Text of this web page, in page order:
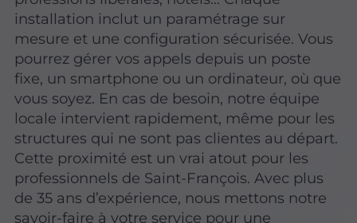
installation inclut un paramétrage sur
mesure et une configuration sécurisée. Vous
pourrez gérer vos appels depuis un poste
fixe, un smartphone ou un ordinateur, où que
vous soyez. En cas de besoin, notre équipe
locale intervient rapidement, même pour les
structures qui ne sont pas clientes au départ.
Cette proximité est un vrai atout pour les
professionnels de Saint-François. Avec plus
de 35 ans d’expérience, nous mettons notre
savoir-faire à votre service pour une